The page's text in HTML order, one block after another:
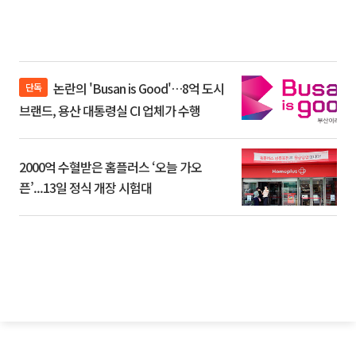
단독
브랜드, 용산 대통령실 CI 업체가 수행
2000억 수혈받은 홈플러스 ‘오늘 가오
픈’...13일 정식 개장 시험대